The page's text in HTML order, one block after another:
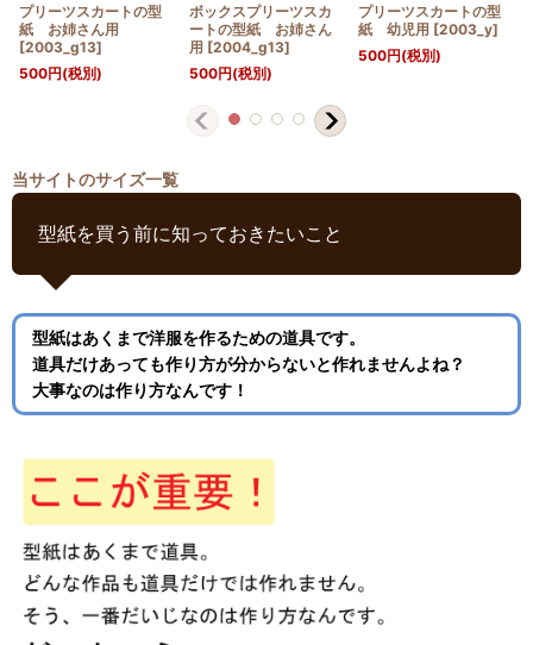
プリーツスカートの型
紙 お姉さん用
[2003_g13]
500円(税別)
ボックスプリーツスカ
ートの型紙 お姉さん
用 [2004_g13]
500円(税別)
プリーツスカートの型
紙 幼児用 [2003_y]
500円(税別)
当サイトのサイズ一覧
型紙を買う前に知っておきたいこと
型紙はあくまで洋服を作るための道具です。
道具だけあっても作り方が分からないと作れませんよね？
大事なのは作り方なんです！